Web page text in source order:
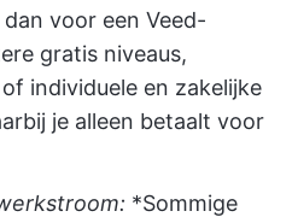
voor een Veed-
gratis niveaus,
individuele en zakelijke
je alleen betaalt voor
*Sommige